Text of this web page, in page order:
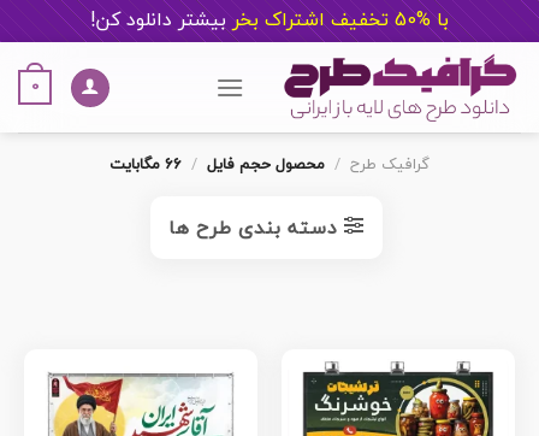
با %50 تخفیف اشتراک بخر بیشتر دانلود کن!
content
0
گرافیک طرح / محصول حجم فایل /
دسته بندی طرح ها